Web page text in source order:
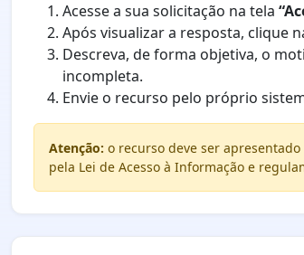
Acesse a sua solicitação na tela
Após visualizar a resposta, clique
Descreva, de forma objetiva, o
incompleta.
Envie o recurso pelo próprio
Atenção: o recurso deve ser apresentado
pela Lei de Acesso à Informação e